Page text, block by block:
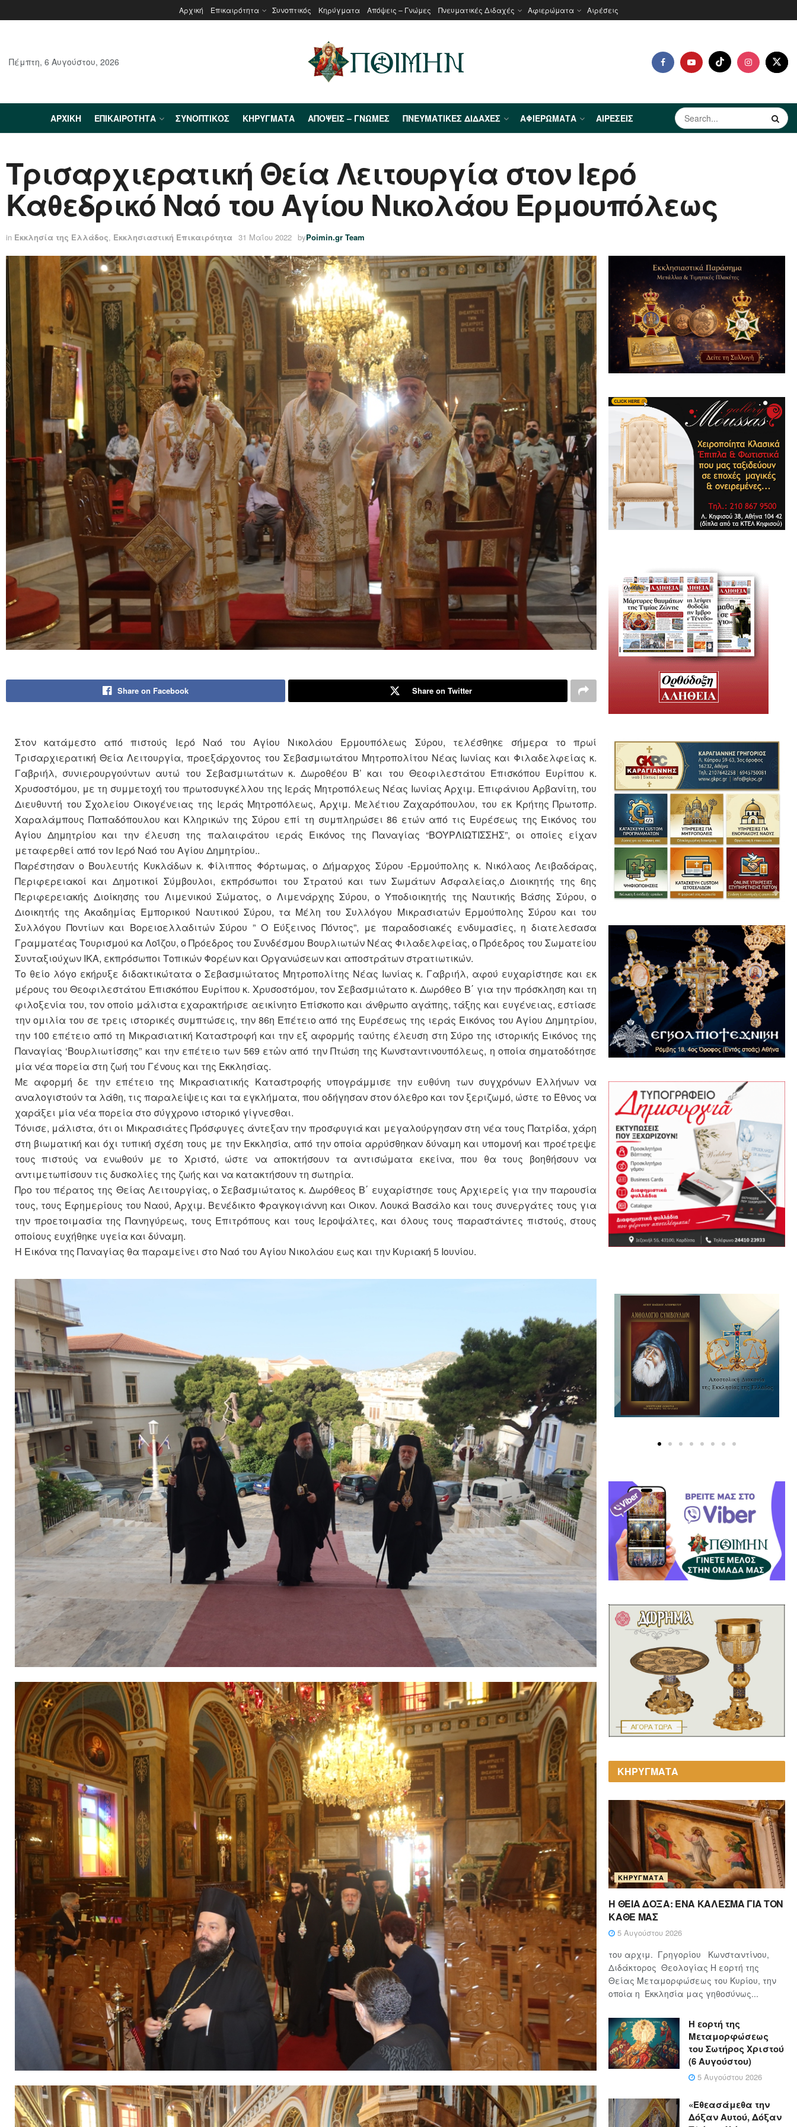
Αρχική Επικαιρότητα Συνοπτικός Κηρύγματα Απόψεις – Γνώμες Πνευματικές Διδαχές Αφιερώματα Αιρέσεις
Πέμπτη, 6 Αυγούστου, 2026
ΑΡΧΙΚΉ ΕΠΙΚΑΙΡΌΤΗΤΑ ΣΥΝΟΠΤΙΚΌΣ ΚΗΡΎΓΜΑΤΑ ΑΠΌΨΕΙΣ – ΓΝΏΜΕΣ ΠΝΕΥΜΑΤΙΚΈΣ ΔΙΔΑΧΈΣ ΑΦΙΕΡΏΜΑΤΑ ΑΙΡΈΣΕΙΣ
Τρισαρχιερατική Θεία Λειτουργία στον Ιερό
Καθεδρικό Ναό του Αγίου Νικολάου Ερμουπόλεως
in Εκκλησία της Ελλάδος, Εκκλησιαστική Επικαιρότητα 31 Μαΐου 2022 byPoimin.gr Team
Share on Facebook Share on Twitter
Στον κατάμεστο από πιστούς Ιερό Ναό του Αγίου Νικολάου Ερμουπόλεως Σύρου, τελέσθηκε σήμερα το πρωί
Τρισαρχιερατική Θεία Λειτουργία, προεξάρχοντος του Σεβασμιωτάτου Μητροπολίτου Νέας Ιωνίας και Φιλαδελφείας κ.
Γαβριήλ, συνιερουργούντων αυτώ του Σεβασμιωτάτων κ. Δωροθέου Β’ και του Θεοφιλεστάτου Επισκόπου Ευρίπου κ.
Χρυσοστόμου, με τη συμμετοχή του πρωτοσυγκέλλου της Ιεράς Μητροπόλεως Νέας Ιωνίας Αρχιμ. Επιφάνιου Αρβανίτη, του
Διευθυντή του Σχολείου Οικογένειας της Ιεράς Μητροπόλεως, Αρχιμ. Μελέτιου Ζαχαρόπουλου, του εκ Κρήτης Πρωτοπρ.
Χαραλάμπους Παπαδόπουλου και Κληρικών της Σύρου επί τη συμπληρώσει 86 ετών από τις Ευρέσεως της Εικόνος του
Αγίου Δημητρίου και την έλευση της παλαιφάτου ιεράς Εικόνος της Παναγίας “ΒΟΥΡΛΙΩΤΙΣΣΗΣ”, οι οποίες είχαν
μεταφερθεί από τον Ιερό Ναό του Αγίου Δημητρίου..
Παρέστησαν ο Βουλευτής Κυκλάδων κ. Φίλιππος Φόρτωμας, ο Δήμαρχος Σύρου -Ερμούπολης κ. Νικόλαος Λειβαδάρας,
Περιφερειακοί και Δημοτικοί Σύμβουλοι, εκπρόσωποι του Στρατού και των Σωμάτων Ασφαλείας,ο Διοικητής της 6ης
Περιφερειακής Διοίκησης του Λιμενικού Σώματος, ο Λιμενάρχης Σύρου, ο Υποδιοικητής της Ναυτικής Βάσης Σύρου, ο
Διοικητής της Ακαδημίας Εμπορικού Ναυτικού Σύρου, τα Μέλη του Συλλόγου Μικρασιατών Ερμούπολης Σύρου και του
Συλλόγου Ποντίων και Βορειοελλαδιτών Σύρου ” Ο Εύξεινος Πόντος”, με παραδοσιακές ενδυμασίες, η διατελεσασα
Γραμματέας Τουρισμού κα Λοΐζου, ο Πρόεδρος του Συνδέσμου Βουρλιωτών Νέας Φιλαδελφείας, ο Πρόεδρος του Σωματείου
Συνταξιούχων ΙΚΑ, εκπρόσωποι Τοπικών Φορέων και Οργανώσεων και αποστράτων στρατιωτικών.
Το θείο λόγο εκήρυξε διδακτικώτατα ο Σεβασμιώτατος Μητροπολίτης Νέας Ιωνίας κ. Γαβριήλ, αφού ευχαρίστησε και εκ
μέρους του Θεοφιλεστάτου Επισκόπου Ευρίπου κ. Χρυσοστόμου, τον Σεβασμιώτατο κ. Δωρόθεο Β΄ για την πρόσκληση και τη
φιλοξενία του, τον οποίο μάλιστα εχαρακτήρισε αεικίνητο Επίσκοπο και άνθρωπο αγάπης, τάξης και ευγένειας, εστίασε
την ομιλία του σε τρεις ιστορικές συμπτώσεις, την 86η Επέτειο από της Ευρέσεως της ιεράς Εικόνος του Αγίου Δημητρίου,
την 100 επέτειο από τη Μικρασιατική Καταστροφή και την εξ αφορμής ταύτης έλευση στη Σύρο της ιστορικής Εικόνος της
Παναγίας ‘Βουρλιωτίσσης” και την επέτειο των 569 ετὠν από την Πτώση της Κωνσταντινουπόλεως, η οποία σηματοδότησε
μία νέα πορεία στη ζωή του Γένους και της Εκκλησίας.
Με αφορμή δε την επέτειο της Μικρασιατικής Καταστροφής υπογράμμισε την ευθύνη των συγχρόνων Ελλήνων να
αναλογιστούν τα λάθη, τις παραλείψεις και τα εγκλήματα, που οδήγησαν στον όλεθρο και τον ξεριζωμό, ώστε το Έθνος να
χαράξει μία νέα πορεία στο σύγχρονο ιστορικό γίγνεσθαι.
Τόνισε, μάλιστα, ότι οι Μικρασιάτες Πρόσφυγες άντεξαν την προσφυγιά και μεγαλούργησαν στη νέα τους Πατρίδα, χάρη
στη βιωματική και όχι τυπική σχέση τους με την Εκκλησία, από την οποία αρρύσθηκαν δύναμη και υπομονή και προέτρεψε
τους πιστούς να ενωθούν με το Χριστό, ώστε να αποκτήσουν τα αντισώματα εκείνα, που θα τους βοηθήσουν να
αντιμετωπίσουν τις δυσκολίες της ζωής και να κατακτήσουν τη σωτηρία.
Προ του πέρατος της Θείας Λειτουργίας, ο Σεβασμιώτατος κ. Δωρόθεος Β΄ ευχαρίστησε τους Αρχιερείς για την παρουσία
τους, τους Εφημερίους του Ναού, Αρχιμ. Βενέδικτο Φραγκογιάννη και Οικον. Λουκά Βασάλο και τους συνεργάτες τους για
την προετοιμασία της Πανηγύρεως, τους Επιτρόπους και τους Ιεροψάλτες, και όλους τους παραστάντες πιστούς, στους
οποίους ευχήθηκε υγεία και δύναμη.
Η Εικόνα της Παναγίας θα παραμείνει στο Ναό του Αγίου Νικολάου εως και την Κυριακή 5 Ιουνίου.
ΚΗΡΥΓΜΑΤΑ
ΚΗΡΎΓΜΑΤΑ
Η ΘΕΙΑ ΔΟΞΑ: ΈΝΑ ΚΑΛΕΣΜΑ ΓΙΑ ΤΟΝ
ΚΑΘΕ ΜΑΣ
5 Αυγούστου 2026
του αρχιμ. Γρηγορίου Κωνσταντίνου,
Διδάκτορος Θεολογίας Η εορτή της
Θείας Μεταμορφώσεως του Κυρίου, την
οποία η Εκκλησία μας γηθοσύνως...
Η εορτή της
Μεταμορφώσεως
του Σωτήρος Χριστού
(6 Αυγούστου)
5 Αυγούστου 2026
«Εθεασάμεθα την
Δόξαν Αυτού, Δόξαν